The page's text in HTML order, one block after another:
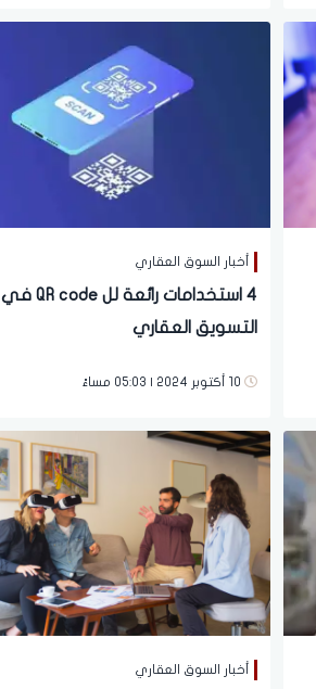
أخبار السوق العقاري
4 استخدامات رائعة لل QR code في
التسويق العقاري
10 أكتوبر 2024 | 05:03 مساءً
أخبار السوق العقاري